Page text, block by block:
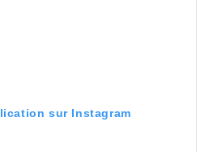
sur Instagram